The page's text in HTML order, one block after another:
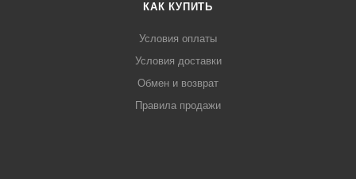
КАК КУПИТЬ
Условия оплаты
Условия доставки
Обмен и возврат
Правила продажи